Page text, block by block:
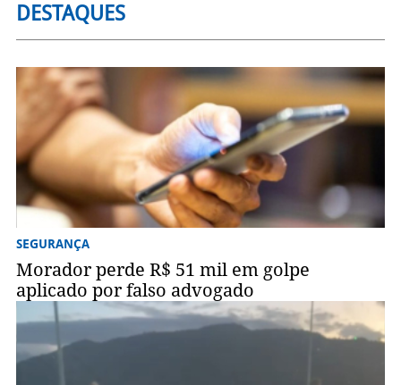
DESTAQUES
SEGURANÇA
Morador perde R$ 51 mil em golpe
aplicado por falso advogado